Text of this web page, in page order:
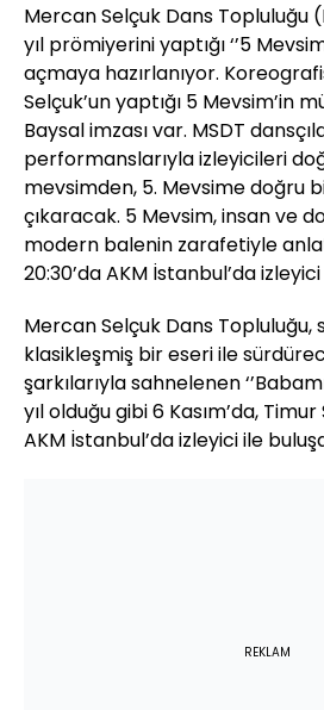
Mercan Selçuk Dans Topluluğu
yıl prömiyerini yaptığı ‘’5
açmaya hazırlanıyor.
Selçuk’un yaptığı 5 Mevsim’in
Baysal imzası var. MSDT
performanslarıyla izleyicileri
mevsimden, 5. Mevsime doğru
çıkaracak. 5 Mevsim, insan ve
modern balenin zarafetiyle
20:30’da AKM İstanbul’da
Mercan Selçuk Dans Topluluğu,
klasikleşmiş bir eseri ile
şarkılarıyla sahnelenen
yıl olduğu gibi 6 Kasım’da,
AKM İstanbul’da izleyici ile
REKLAM